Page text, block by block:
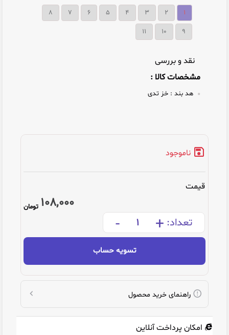
1
2
3
4
5
6
7
8
9
10
11
نقد و بررسی
مشخصات کالا :
هد بند : خز تدی
ناموجود
قیمت
108,000 تومان
تعداد: +
-
تسویه حساب
راهنمای خرید محصول
امکان پرداخت آنلاین